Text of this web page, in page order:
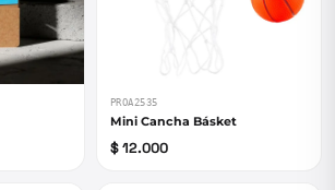
PROA2535
Mini Cancha Básket
$ 12.000